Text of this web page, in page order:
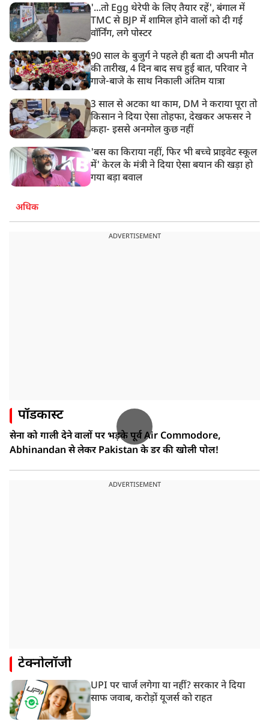
'...तो Egg थेरेपी के लिए तैयार रहें', बंगाल में
TMC से BJP में शामिल होने वालों को दी गई
वॉर्निंग, लगे पोस्टर
90 साल के बुजुर्ग ने पहले ही बता दी अपनी मौत
की तारीख, 4 दिन बाद सच हुई बात, परिवार ने
गाजे-बाजे के साथ निकाली अंतिम यात्रा
3 साल से अटका था काम, DM ने कराया पूरा तो
किसान ने दिया ऐसा तोहफा, देखकर अफसर ने
कहा- इससे अनमोल कुछ नहीं
'बस का किराया नहीं, फिर भी बच्चे प्राइवेट स्कूल
में' केरल के मंत्री ने दिया ऐसा बयान की खड़ा हो
गया बड़ा बवाल
अधिक
ADVERTISEMENT
पॉडकास्ट
सेना को गाली देने वालों पर भड़के पूर्व Air Commodore,
Abhinandan से लेकर Pakistan के डर की खोली पोल!
ADVERTISEMENT
टेक्नोलॉजी
UPI पर चार्ज लगेगा या नहीं? सरकार ने दिया
साफ जवाब, करोड़ों यूजर्स को राहत